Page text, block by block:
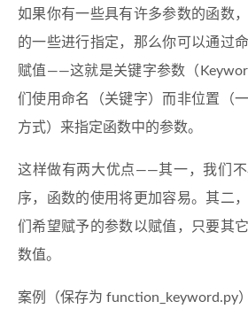
如果你有一些具有许多参数的函数
的一些进行指定，那么你可以通过
赋值——这就是关键字参数（
们使用命名（关键字）而非位置（
方式）来指定函数中的参数。
这样做有两大优点——其一，我们
序，函数的使用将更加容易。其二
们希望赋予的参数以赋值，只要其
数值。
案例（保存为 function_keyword.py）